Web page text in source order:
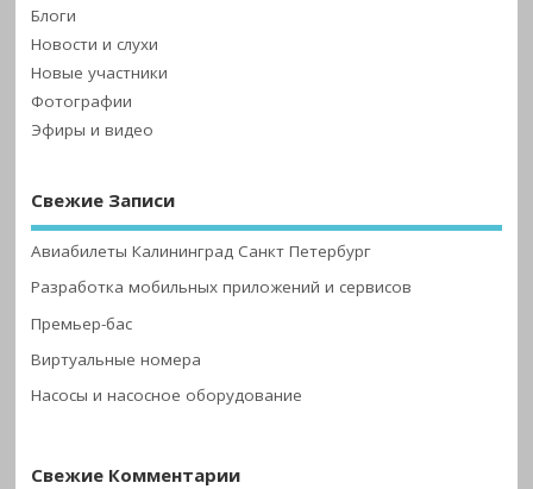
Блоги
Новости и слухи
Новые участники
Фотографии
Эфиры и видео
Свежие Записи
Авиабилеты Калининград Санкт Петербург
Разработка мобильных приложений и сервисов
Премьер-бас
Виртуальные номера
Насосы и насосное оборудование
Свежие Комментарии